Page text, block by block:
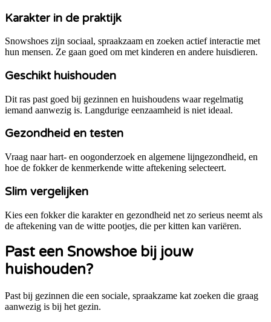
Karakter in de praktijk
Snowshoes zijn sociaal, spraakzaam en zoeken actief interactie met
hun mensen. Ze gaan goed om met kinderen en andere huisdieren.
Geschikt huishouden
Dit ras past goed bij gezinnen en huishoudens waar regelmatig
iemand aanwezig is. Langdurige eenzaamheid is niet ideaal.
Gezondheid en testen
Vraag naar hart- en oogonderzoek en algemene lijngezondheid, en
hoe de fokker de kenmerkende witte aftekening selecteert.
Slim vergelijken
Kies een fokker die karakter en gezondheid net zo serieus neemt als
de aftekening van de witte pootjes, die per kitten kan variëren.
Past een Snowshoebij jouw
huishouden?
Past bij gezinnen die een sociale, spraakzame kat zoeken die graag
aanwezig is bij het gezin.